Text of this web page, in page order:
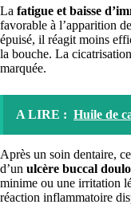
La fatigue et baisse
favorable à l’apparition
épuisé, il réagit moins
la bouche. La
marquée.
A LIRE : Huile de
Après un soin dentaire,
d’un ulcère buccal
minime ou une irritation
réaction inflammatoire